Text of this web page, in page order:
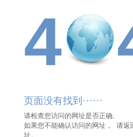
4
页面没有找到······
请检查您访问的网址是否正确,
如果您不能确认访问的网址， 请返
址。